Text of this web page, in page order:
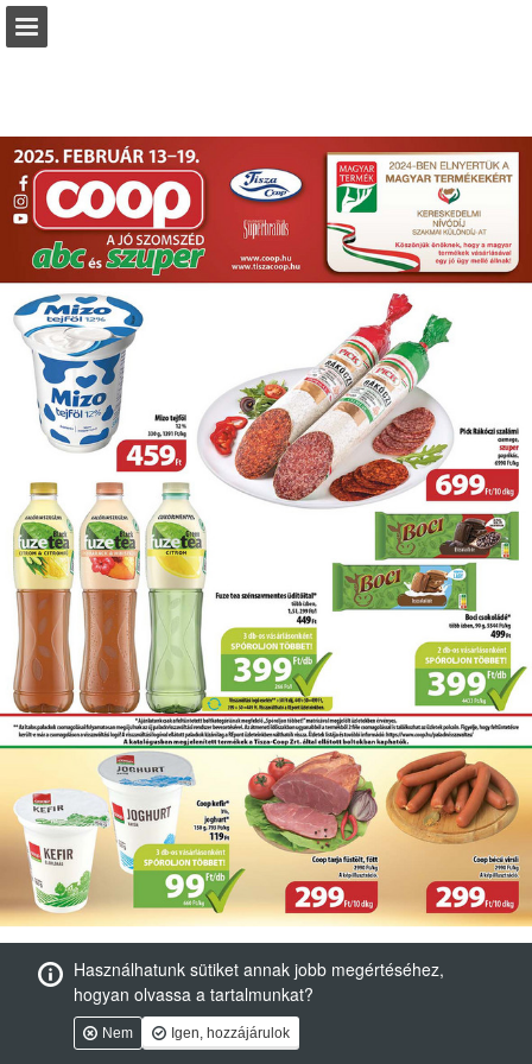
Használhatunk sütiket annak jobb megértéséhez,
hogyan olvassa a tartalmunkat?
Nem Igen, hozzájárulok
Letöltés PDF
Keresés
Jelentés közzététele